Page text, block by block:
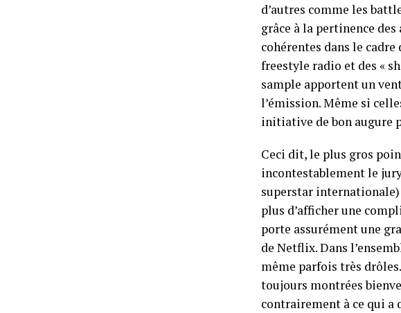
d’autres comme les
grâce à la pertinence
cohérentes dans le cadre
freestyle radio et des «
sample apportent un
l’émission. Même si
initiative de bon augure
Ceci dit, le plus gros
incontestablement le
superstar
plus d’afficher une
porte assurément une
de Netflix. Dans
même parfois très
toujours montrées
contrairement à ce qui a